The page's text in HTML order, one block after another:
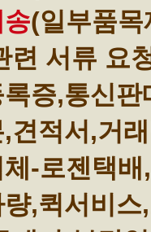
(일부품목
서류 요
증,통신판
견적서,거
-로젠택배
,퀵서비스